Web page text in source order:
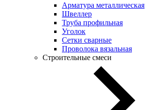
Арматура металлическая
Швеллер
Труба профильная
Уголок
Сетки сварные
Проволока вязальная
Строительные смеси